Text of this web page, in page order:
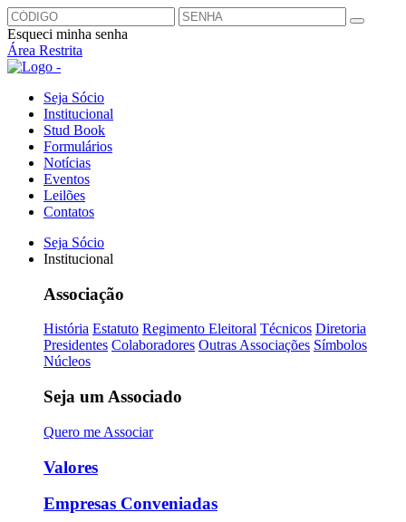
Esqueci minha senha
Área Restrita
Seja Sócio
Institucional
Stud Book
Formulários
Notícias
Eventos
Leilões
Contatos
Seja Sócio
Institucional
Associação
História Estatuto Regimento Eleitoral Técnicos Diretoria
Presidentes Colaboradores Outras Associações Símbolos
Núcleos
Seja um Associado
Quero me Associar
Valores
Empresas Conveniadas